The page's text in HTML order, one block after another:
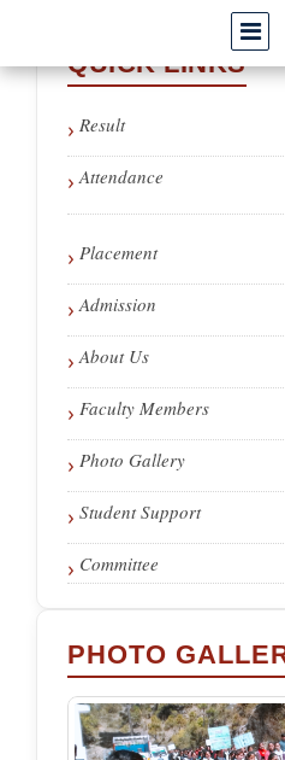
QUICK LINKS
Result
Attendance
Placement
Admission
About Us
Faculty Members
Photo Gallery
Student Support
Committee
PHOTO